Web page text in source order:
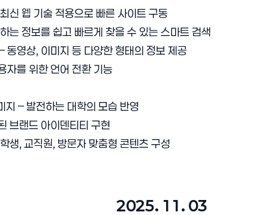
신 웹 기술 적용으로 빠른 사이트 구동
는 정보를 쉽고 빠르게 찾을 수 있는 스마트 검색
동영상, 이미지 등 다양한 형태의 정보 제공
자를 위한 언어 전환 기능
지 – 발전하는 대학의 모습 반영
브랜드 아이덴티티 구현
생, 교직원, 방문자 맞춤형 콘텐츠 구성
2025. 11. 03